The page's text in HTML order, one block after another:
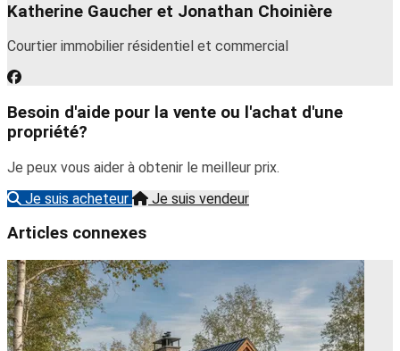
Katherine Gaucher et Jonathan Choinière
Courtier immobilier résidentiel et commercial
Besoin d'aide pour la vente ou l'achat d'une
propriété?
Je peux vous aider à obtenir le meilleur prix.
Je suis acheteur
Je suis vendeur
Articles connexes